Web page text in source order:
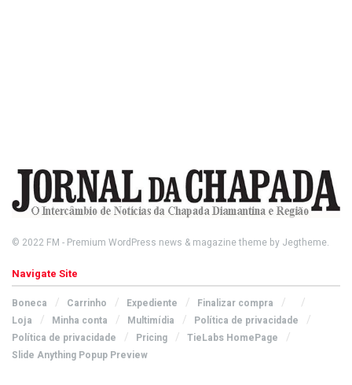
© 2022 FM - Premium WordPress news & magazine theme by Jegtheme.
Navigate Site
Boneca Carrinho Expediente
Finalizar compra
Loja
Minha conta Multimídia
Política de privacidade
Política de privacidade
Pricing
TieLabs HomePage
Slide Anything Popup Preview